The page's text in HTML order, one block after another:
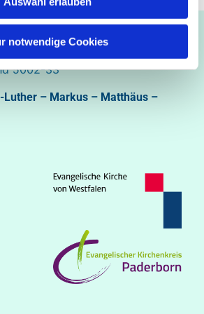
notwendige CookiesPaderborn
- 33098 Paderborn
5002-33
Luther – Markus – Matthäus –